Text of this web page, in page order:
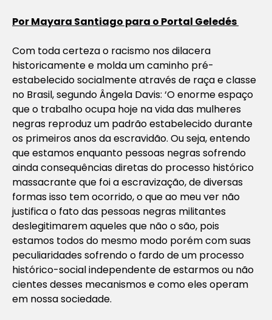
Por Mayara Santiago para o Portal Geledés
Com toda certeza o racismo nos dilacera
historicamente e molda um caminho pré-
estabelecido socialmente através de raça e classe
no Brasil, segundo Ângela Davis: ‘O enorme espaço
que o trabalho ocupa hoje na vida das mulheres
negras reproduz um padrão estabelecido durante
os primeiros anos da escravidão. Ou seja, entendo
que estamos enquanto pessoas negras sofrendo
ainda consequências diretas do processo histórico
massacrante que foi a escravização, de diversas
formas isso tem ocorrido, o que ao meu ver não
justifica o fato das pessoas negras militantes
deslegitimarem aqueles que não o são, pois
estamos todos do mesmo modo porém com suas
peculiaridades sofrendo o fardo de um processo
histórico-social independente de estarmos ou não
cientes desses mecanismos e como eles operam
em nossa sociedade.